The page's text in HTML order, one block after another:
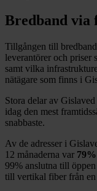
Bredband via
Tillgången till
leverantörer och priser
samt vilka
nätägare som finns i
Stora delar av Gislaved
idag den mest
snabbaste.
Av de adresser i
12 månaderna var 79%
99% anslutna till
till vertikal fiber från en